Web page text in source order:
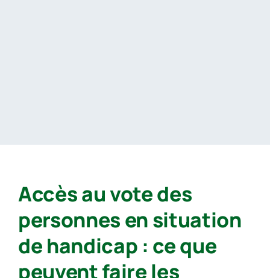
Accès au vote des
personnes en situation
de handicap : ce que
peuvent faire les